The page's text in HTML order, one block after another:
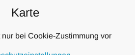
Karte
bei Cookie-Zustimmung vor